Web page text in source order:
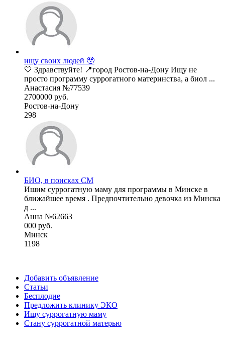
ищу своих людей 🥹
🤍 Здравствуйте! 📍город Ростов-на-Дону Ищу не
просто программу суррогатного материнства, а биол ...
Анастасия №77539
2700000 руб.
Ростов-на-Дону
298
БИО, в поисках СМ
Ишим суррогатную маму для программы в Минске в
ближайшее время . Предпочтительно девочка из Минска
д ...
Анна №62663
000 руб.
Минск
1198
Добавить объявление
Статьи
Бесплодие
Предложить клинику ЭКО
Ищу суррогатную маму
Стану суррогатной матерью